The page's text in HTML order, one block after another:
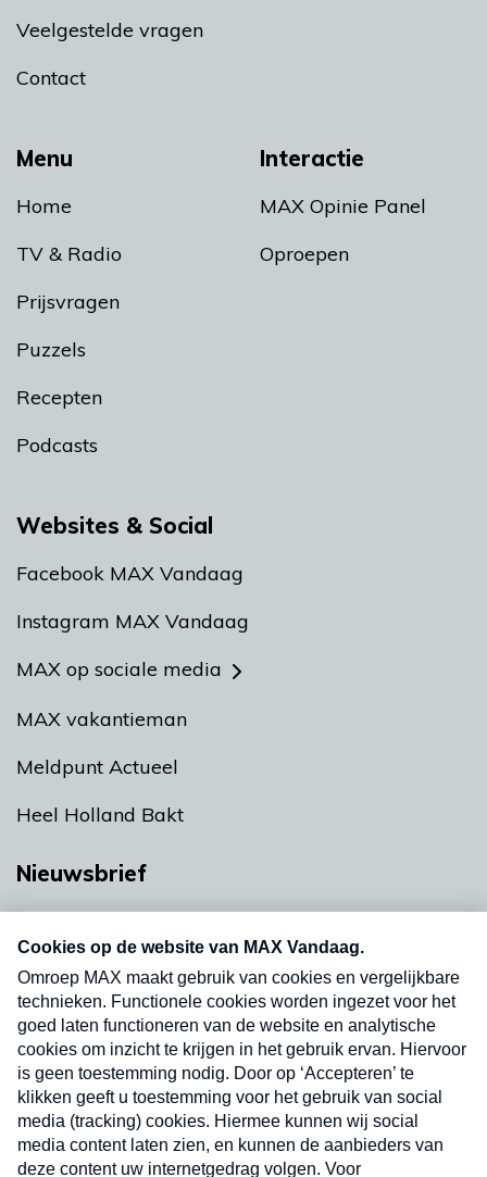
Menu
Home
TV & Radio
Prijsvragen
Puzzels
Recepten
Podcasts
Interactie
MAX Opinie Panel
Oproepen
Veelgestelde vragen
Contact
Websites & Social
Facebook MAX Vandaag
Instagram MAX Vandaag
MAX op sociale media
MAX vakantieman
Meldpunt Actueel
Heel Holland Bakt
Nieuwsbrief
nieuwsbrief. Elke vrijdag- en dinsdagochtend in
uw mailbox.
Verzend